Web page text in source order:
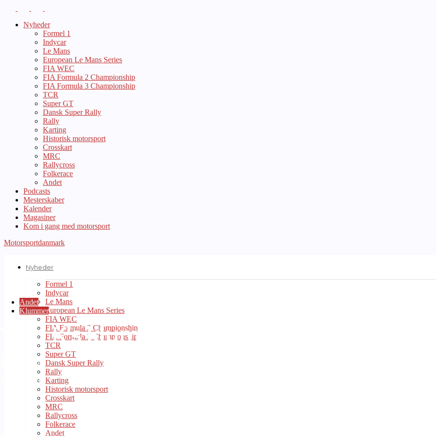
Nyheder
Formel 1
Indycar
Le Mans
European Le Mans Series
FIA WEC
FIA Formula 2 Championship
FIA Formula 3 Championship
TCR
Super GT
Dansk Super Rally
Rally
Karting
Historisk motorsport
Crosskart
MRC
Rallycross
Folkerace
Andet
Podcasts
Mesterskaber
Kalender
Magasiner
Kom i gang med motorsport
Motorsportdanmark
Nyheder
Formel 1
Indycar
Le Mans
European Le Mans Series
FIA WEC
FIA Formula 2 Championship
FIA Formula 3 Championship
TCR
Super GT
Dansk Super Rally
Rally
Karting
Historisk motorsport
Crosskart
MRC
Rallycross
Folkerace
Andet
Andet
Klummer
Tom K’s klumme: Kun to uger til afgang
Bo Skovfoged
24. maj 2010